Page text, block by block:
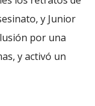
y Junior
por una
y activó un